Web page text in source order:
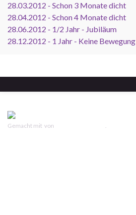
28.03.2012 - Schon 3 Monate dicht
28.04.2012 - Schon 4 Monate dicht
28.06.2012 - 1/2 Jahr - Jubiläum
28.12.2012 - 1 Jahr - Keine Bewegung
Gemacht mit von .